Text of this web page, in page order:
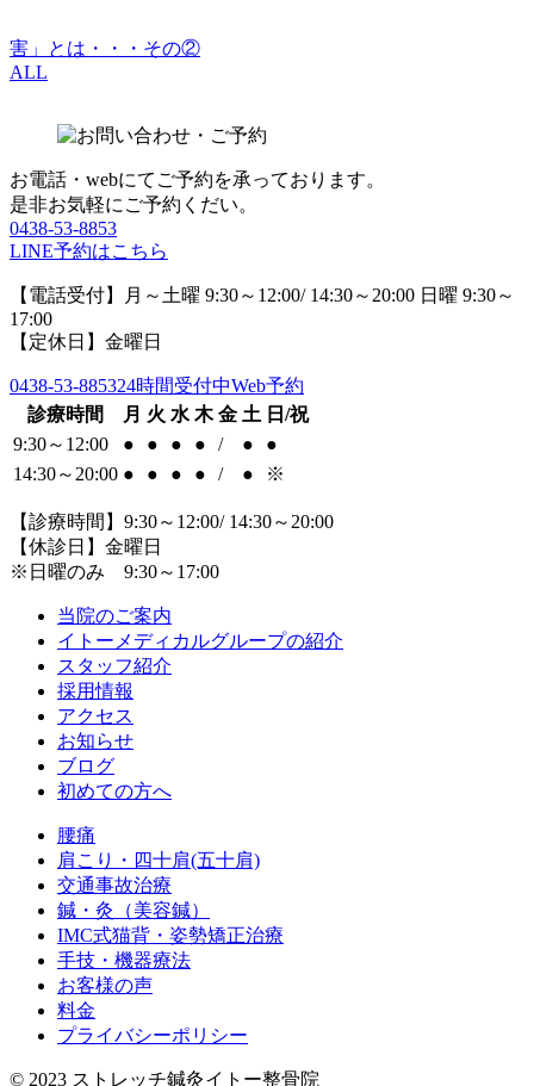
害」とは・・・その②
ALL
お電話・webにてご予約を承っております。
是非お気軽にご予約くだい。
0438-53-8853
LINE予約はこちら
【電話受付】月～土曜 9:30～12:00/ 14:30～20:00 日曜 9:30～
17:00
【定休日】金曜日
0438-53-885324時間受付中Web予約
診療時間
月 火 水 木 金 土 日/祝
9:30～12:00
● ● ● ● / ●
●
14:30～20:00 ● ● ● ● / ● ※
【診療時間】9:30～12:00/ 14:30～20:00
【休診日】金曜日
※日曜のみ 9:30～17:00
当院のご案内
イトーメディカルグループの紹介
スタッフ紹介
採用情報
アクセス
お知らせ
ブログ
初めての方へ
腰痛
肩こり・四十肩(五十肩)
交通事故治療
鍼・灸（美容鍼）
IMC式猫背・姿勢矯正治療
手技・機器療法
お客様の声
料金
プライバシーポリシー
© 2023 ストレッチ鍼灸イトー整骨院